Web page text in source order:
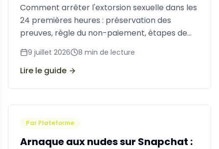
Comment arrêter l'extorsion sexuelle dans les
24 premières heures : préservation des
preuves, règle du non-paiement, étapes de
signalement et ressources de soutien
professionnel.
9 juillet 2026 8 min de lecture
Lire le guide
Par Plateforme
Arnaque aux nudes sur Snapchat :